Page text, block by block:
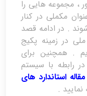
، مجموعه هایی را
مکملی در کنار
. در ادامه قصد
در زمینه پکیج
. همچنین برای
رابطه با سیستم
مقاله استاندارد های
نمایید .